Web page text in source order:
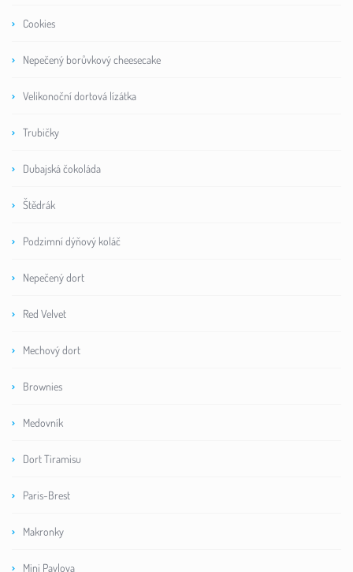
Cookies
Nepečený borůvkový cheesecake
Velikonoční dortová lízátka
Trubičky
Dubajská čokoláda
Štědrák
Podzimní dýňový koláč
Nepečený dort
Red Velvet
Mechový dort
Brownies
Medovník
Dort Tiramisu
Paris-Brest
Makronky
Mini Pavlova